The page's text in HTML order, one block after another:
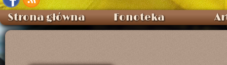
Strona główna Fonoteka